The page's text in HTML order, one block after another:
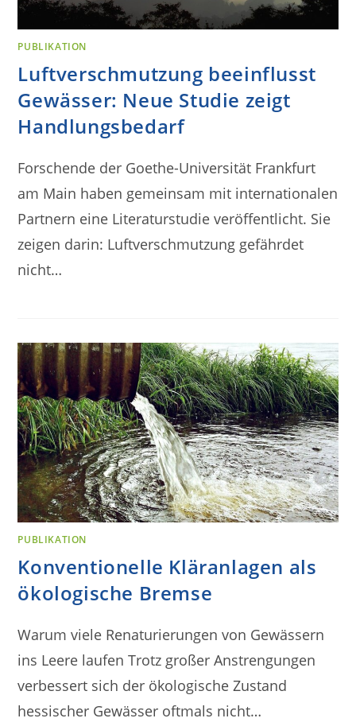
PUBLIKATION
Luftverschmutzung beeinflusst
Gewässer: Neue Studie zeigt
Handlungsbedarf
Forschende der Goethe-Universität Frankfurt
am Main haben gemeinsam mit internationalen
Partnern eine Literaturstudie veröffentlicht. Sie
zeigen darin: Luftverschmutzung gefährdet
nicht…
PUBLIKATION
Konventionelle Kläranlagen als
ökologische Bremse
Warum viele Renaturierungen von Gewässern
ins Leere laufen Trotz großer Anstrengungen
verbessert sich der ökologische Zustand
hessischer Gewässer oftmals nicht…